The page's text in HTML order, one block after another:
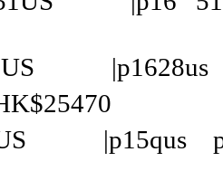
|p1628us
|p15qus